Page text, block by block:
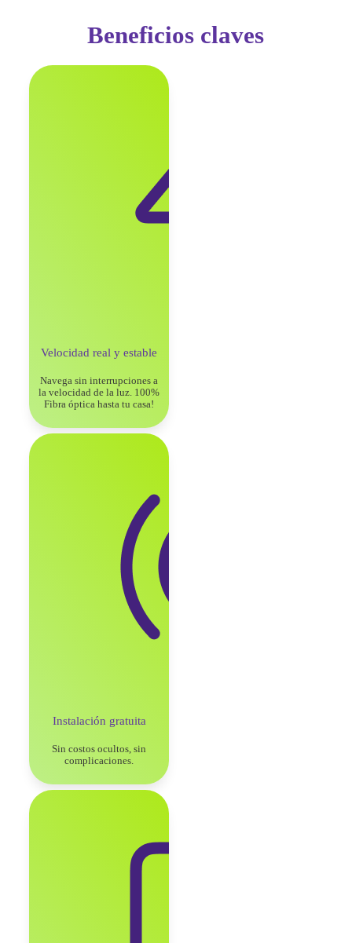
Beneficios claves
Velocidad real yestable
Navega sin interrupciones a
lavelocidad de la luz. 100%
Fibraóptica hasta tu casa!
Instalación gratuita
Sin costos ocultos, sin
complicaciones.